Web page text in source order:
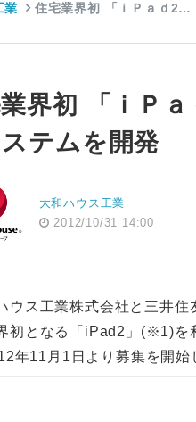
業 住宅業界初 「ｉＰａｄ2…
界初 「ｉＰ
テムを開発
大和ハウス工業
2012/10/31 14:00
ス工業株式会社と三井住
初となる「iPad2」(※1)を
年11月1日より募集を開始